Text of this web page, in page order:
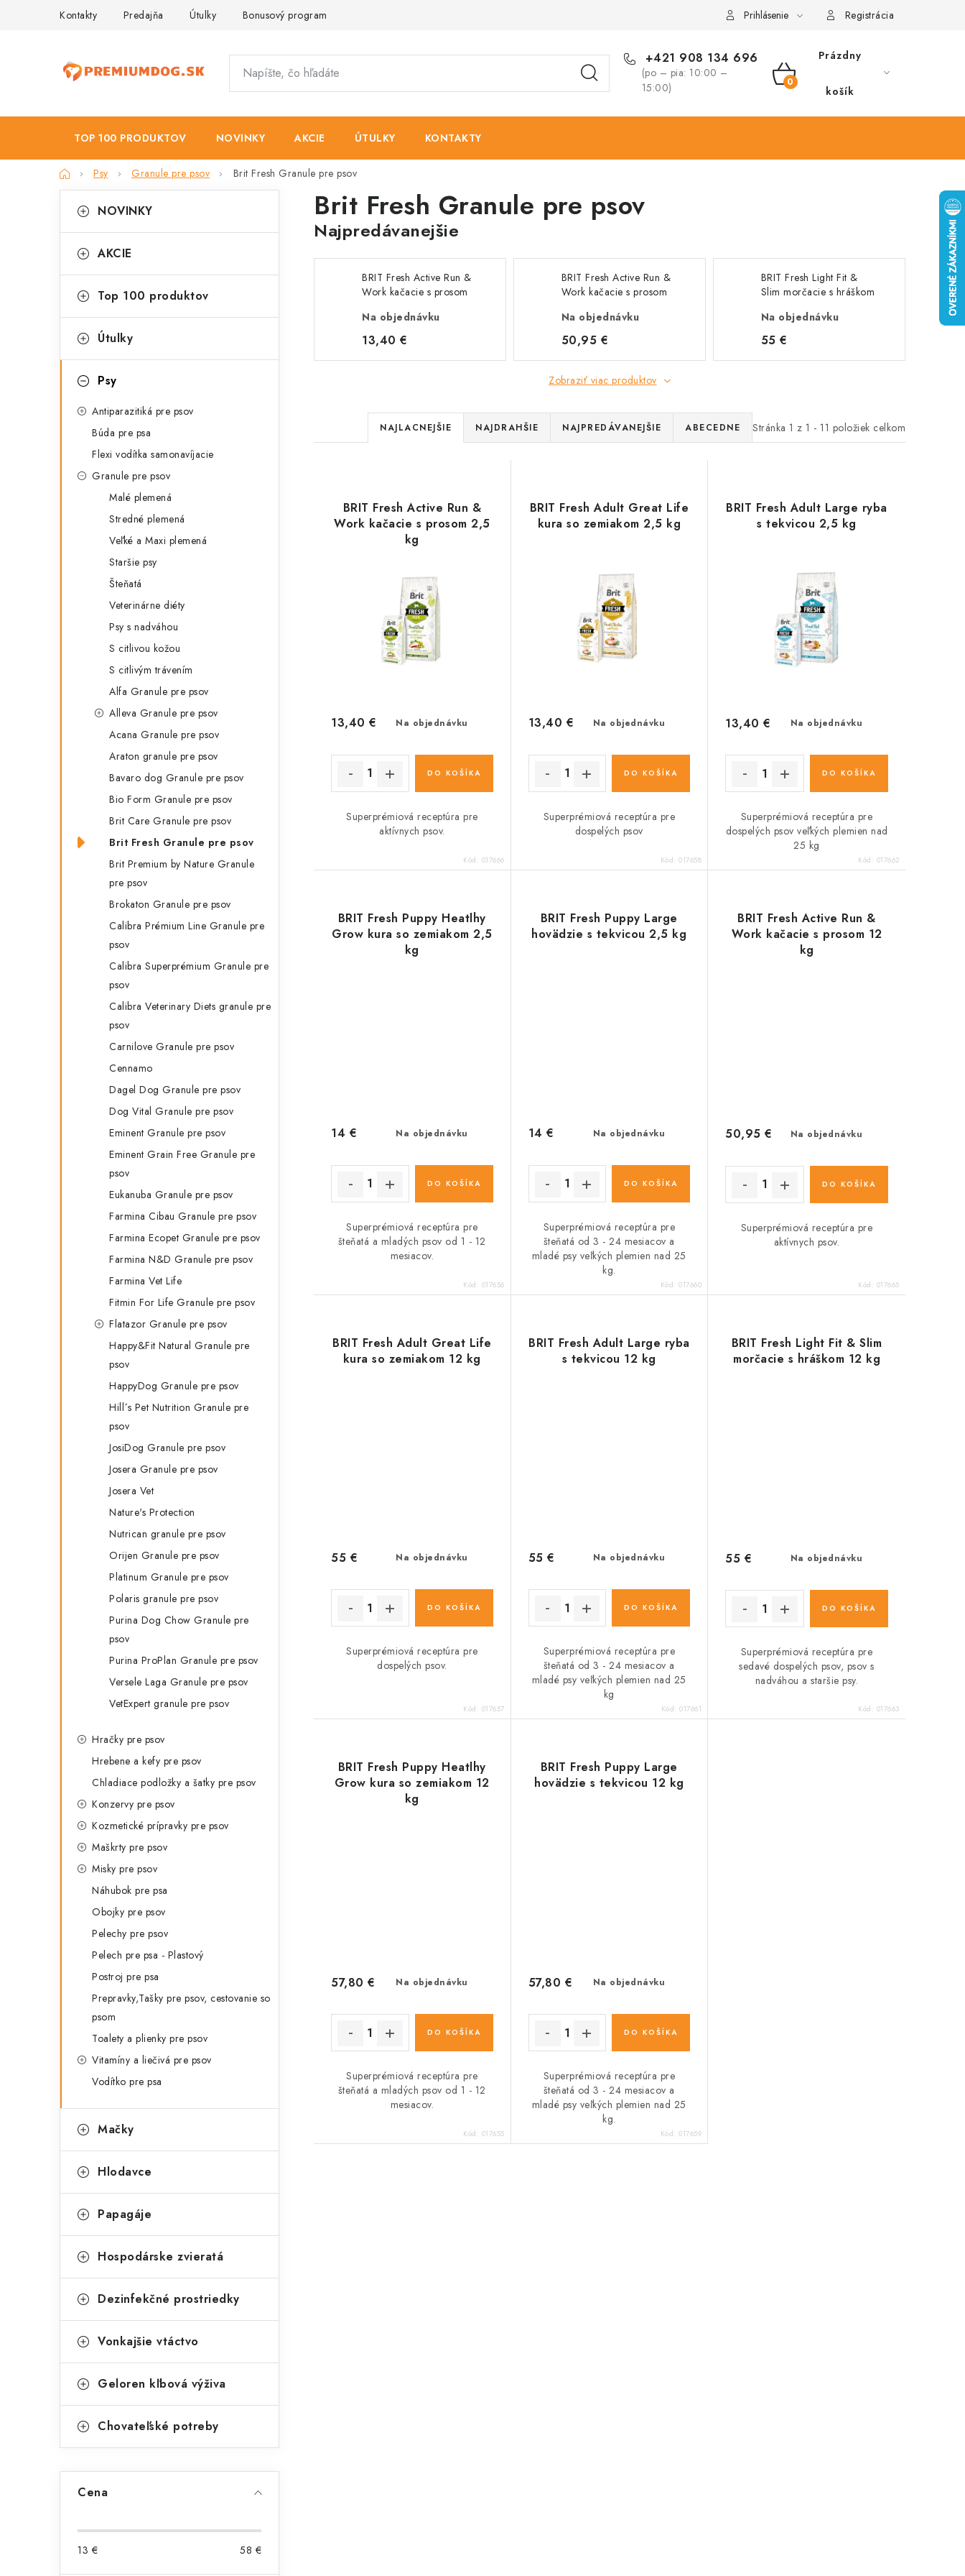
Kontakty Predajňa Útulky Bonusový program Prihlásenie Registrácia
+421 908 134 696
(po – pia: 10:00 –
15:00)
NÁKUPNÝ
Prázdny
košík
TOP 100 PRODUKTOV NOVINKY AKCIE ÚTULKY KONTAKTY
DomovPsy Granule pre psov Brit Fresh Granule pre psov
o
n
ý
a
kategórie
a
e
ó
i
NOVINKY
AKCIE
Top 100 produktov
Útulky
Psy
Antiparazitiká pre psov
Búda pre psa
Flexi vodítka samonavíjacie
Granule pre psov
Malé plemená
Stredné plemená
Veľké a Maxi plemená
Staršie psy
Šteňatá
Veterinárne diéty
Psy s nadváhou
S citlivou kožou
S citlivým trávením
Alfa Granule pre psov
Alleva Granule pre psov
Acana Granule pre psov
Araton granule pre psov
Bavaro dog Granule pre psov
Bio Form Granule pre psov
Brit Care Granule pre psov
Brit Fresh Granule pre psov
Brit Premium by Nature Granule
pre psov
Brokaton Granule pre psov
Calibra Prémium Line Granule pre
psov
Calibra Superprémium Granule pre
psov
Calibra Veterinary Diets granule pre
psov
Carnilove Granule pre psov
Cennamo
Dagel Dog Granule pre psov
Dog Vital Granule pre psov
Eminent Granule pre psov
Eminent Grain Free Granule pre
psov
Eukanuba Granule pre psov
Farmina Cibau Granule pre psov
Farmina Ecopet Granule pre psov
Farmina N&D Granule pre psov
Farmina Vet Life
Fitmin For Life Granule pre psov
Flatazor Granule pre psov
Happy&Fit Natural Granule pre
psov
HappyDog Granule pre psov
Hill´s Pet Nutrition Granule pre
psov
JosiDog Granule pre psov
Josera Granule pre psov
Josera Vet
Nature's Protection
Nutrican granule pre psov
Orijen Granule pre psov
Platinum Granule pre psov
Polaris granule pre psov
Purina Dog Chow Granule pre
psov
Purina ProPlan Granule pre psov
Versele Laga Granule pre psov
VetExpert granule pre psov
Hračky pre psov
Hrebene a kefy pre psov
Chladiace podložky a šatky pre psov
Konzervy pre psov
Kozmetické prípravky pre psov
Maškrty pre psov
Misky pre psov
Náhubok pre psa
Obojky pre psov
Pelechy pre psov
Pelech pre psa - Plastový
Postroj pre psa
Prepravky,Tašky pre psov, cestovanie so
psom
Toalety a plienky pre psov
Vitamíny a liečivá pre psov
Vodítko pre psa
Mačky
Hlodavce
Papagáje
Hospodárske zvieratá
Dezinfekčné prostriedky
Vonkajšie vtáctvo
Geloren kľbová výživa
Chovateľské potreby
Cena
13 € 58 €
Brit Fresh Granule pre psov
Najpredávanejšie
BRIT Fresh Active Run &
Work kačacie s prosom
Na objednávku
13,40 €
BRIT Fresh Active Run &
Work kačacie s prosom
Na objednávku
50,95 €
BRIT Fresh Light Fit &
Slim morčacie s hráškom
Na objednávku
55 €
Zobraziť viac produktov
Stránka 1 z 1 - 11 položiek celkom
R
a
e
n
u
k
t
o
NAJLACNEJŠIE NAJDRAHŠIE NAJPREDÁVANEJŠIE ABECEDNE
BRIT Fresh Active Run &
Work kačacie s prosom 2,5
kg
Na objednávku
13,40 €
DO KOŠÍKA
Superprémiová receptúra pre
aktívnych psov.
Kód: 017666
BRIT Fresh Adult Great Life
kura so zemiakom 2,5 kg
Na objednávku
13,40 €
DO KOŠÍKA
Superprémiová receptúra pre
dospelých psov
Kód:017658
BRIT Fresh Adult Large ryba
s tekvicou 2,5 kg
Na objednávku
13,40 €
DO KOŠÍKA
Superprémiová receptúra pre
dospelých psov veľkých plemien nad
25 kg
Kód: 017662
BRIT Fresh Puppy Heatlhy
Grow kura so zemiakom 2,5
kg
Na objednávku
14 €
DO KOŠÍKA
Superprémiová receptúra pre
šteňatá a mladých psov od 1 - 12
mesiacov.
Kód: 017656
BRIT Fresh Puppy Large
hovädzie s tekvicou 2,5 kg
Na objednávku
14 €
DO KOŠÍKA
Superprémiová receptúra pre
šteňatá od 3 - 24 mesiacov a
mladé psy veľkých plemien nad 25
kg.
Kód:017660
BRIT Fresh Active Run &
Work kačacie s prosom 12
kg
Na objednávku
50,95 €
DO KOŠÍKA
Superprémiová receptúra pre
aktívnych psov.
Kód: 017665
BRIT Fresh Adult Great Life
kura so zemiakom 12 kg
Na objednávku
55 €
DO KOŠÍKA
Superprémiová receptúra pre
dospelých psov.
Kód: 017657
BRIT Fresh Adult Large ryba
s tekvicou 12 kg
Na objednávku
55 €
DO KOŠÍKA
Superprémiová receptúra pre
šteňatá od 3 - 24 mesiacov a
mladé psy veľkých plemien nad 25
kg
Kód:017661
BRIT Fresh Light Fit & Slim
morčacie s hráškom 12 kg
Na objednávku
55 €
DO KOŠÍKA
Superprémiová receptúra pre
sedavé dospelých psov, psov s
nadváhou a staršie psy.
Kód: 017663
BRIT Fresh Puppy Heatlhy
Grow kura so zemiakom 12
kg
Na objednávku
57,80 €
DO KOŠÍKA
Superprémiová receptúra pre
šteňatá a mladých psov od 1 - 12
mesiacov.
Kód: 017655
BRIT Fresh Puppy Large
hovädzie s tekvicou 12 kg
Na objednávku
57,80 €
DO KOŠÍKA
Superprémiová receptúra pre
šteňatá od 3 - 24 mesiacov a
mladé psy veľkých plemien nad 25
kg.
Kód:017659